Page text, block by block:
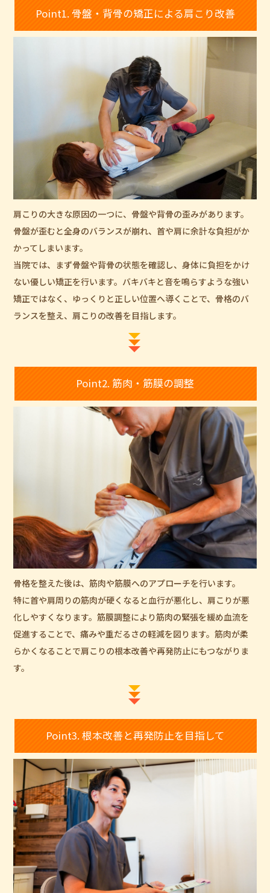
Point1. 骨盤・背骨の矯正による肩こり改善
肩こりの大きな原因の一つに、骨盤や背骨の歪みがあります。
骨盤が歪むと全身のバランスが崩れ、首や肩に余計な負担がか
かってしまいます。
当院では、まず骨盤や背骨の状態を確認し、身体に負担をかけ
ない優しい矯正を行います。バキバキと音を鳴らすような強い
矯正ではなく、ゆっくりと正しい位置へ導くことで、骨格のバ
ランスを整え、肩こりの改善を目指します。
Point2. 筋肉・筋膜の調整
骨格を整えた後は、筋肉や筋膜へのアプローチを行います。
特に首や肩周りの筋肉が硬くなると血行が悪化し、肩こりが悪
化しやすくなります。筋膜調整により筋肉の緊張を緩め血流を
促進することで、痛みや重だるさの軽減を図ります。筋肉が柔
らかくなることで肩こりの根本改善や再発防止にもつながりま
す。
Point3. 根本改善と再発防止を目指して